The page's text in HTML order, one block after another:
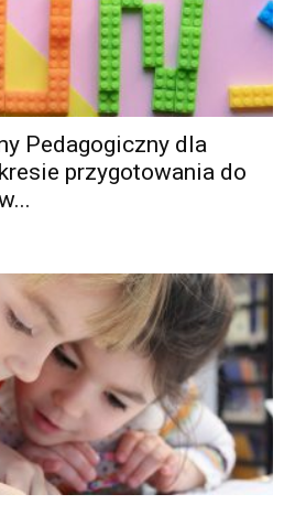
Pedagogiczny dla
przygotowania do